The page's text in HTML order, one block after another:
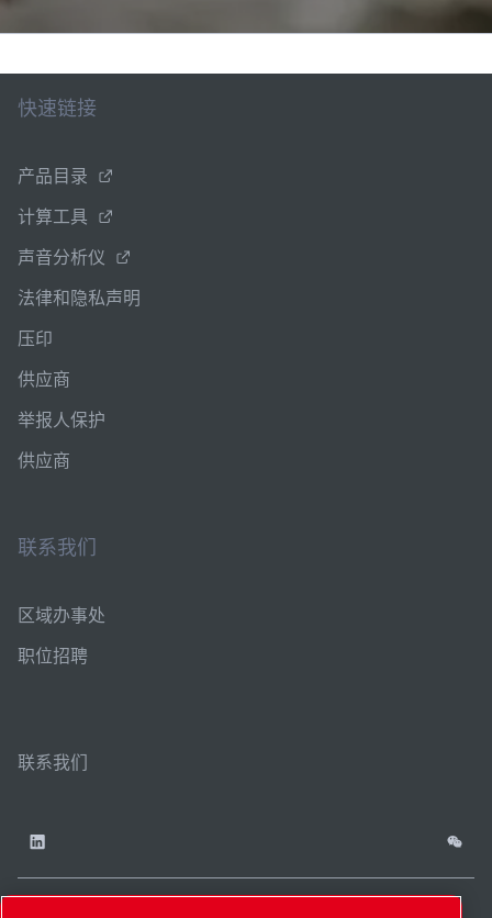
快速链接
产品目录
计算工具
声音分析仪
法律和隐私声明
压印
供应商
举报人保护
供应商
联系我们
区域办事处
职位招聘
联系我们